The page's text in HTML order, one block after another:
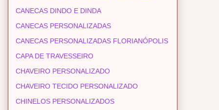
CANECAS DINDO E DINDA
CANECAS PERSONALIZADAS
CANECAS PERSONALIZADAS FLORIANÓPOLIS
CAPA DE TRAVESSEIRO
CHAVEIRO PERSONALIZADO
CHAVEIRO TECIDO PERSONALIZADO
CHINELOS PERSONALIZADOS